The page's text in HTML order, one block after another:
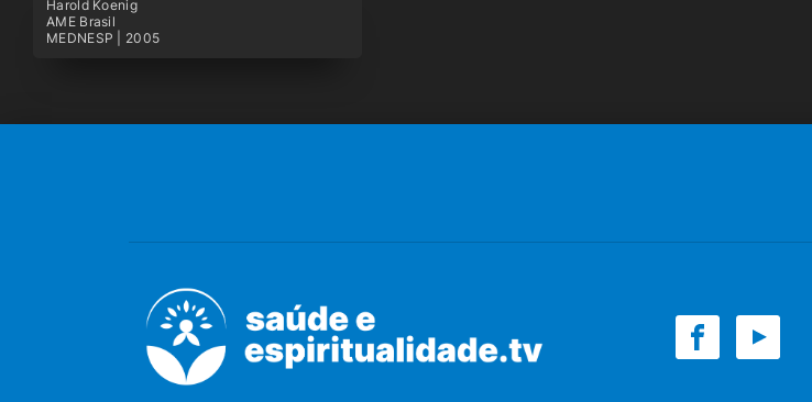
Harold Koenig
AME Brasil
MEDNESP | 2005